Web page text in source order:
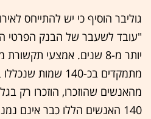
גוליבר הוסיף כי יש להתייחס
"עובד לשעבר של הבנק הפרטי
יותר מ-8 שנים. אמצעי
מתמקדים בכ-140
מהאנשים שהוזכרו, הוזכרו רק
140 האנשים הללו כבר אינם